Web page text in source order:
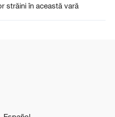
străini în această vară